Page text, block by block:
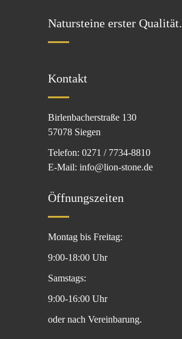
Natursteine erster Qualität.
Kontakt
Birlenbacherstraße 130
57078 Siegen
Telefon: 0271 / 7734-8810
E-Mail: info@lion-stone.de
Öffnungszeiten
Montag bis Freitag:
9:00-18:00 Uhr
Samstags:
9:00-16:00 Uhr
oder nach Vereinbarung.